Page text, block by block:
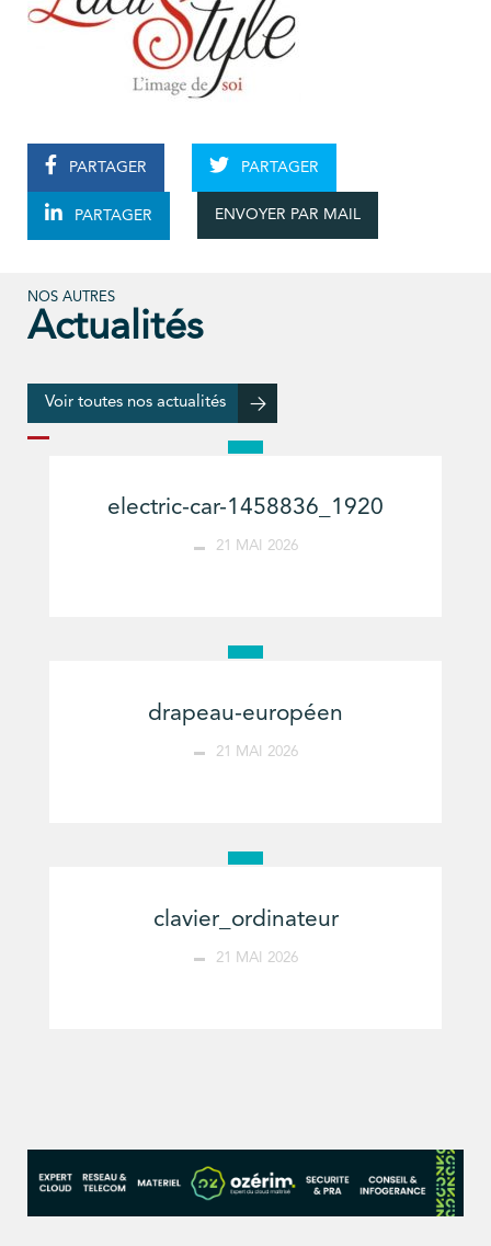
PARTAGER PARTAGER
PARTAGER ENVOYER PAR MAIL
NOS AUTRES
Actualités
Voir toutes nos actualités
electric-car-1458836_1920
21 MAI 2026
drapeau-européen
21 MAI 2026
clavier_ordinateur
21 MAI 2026